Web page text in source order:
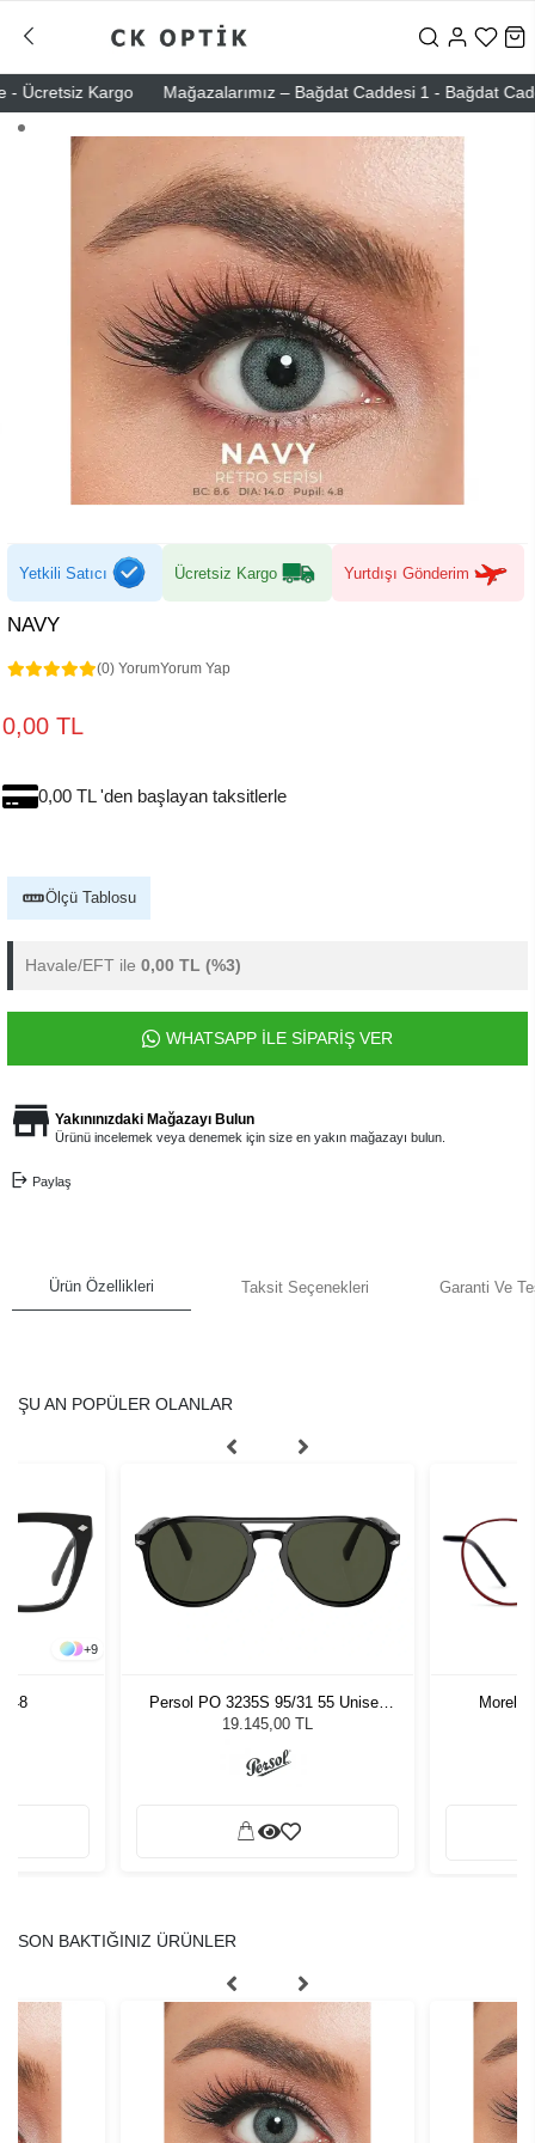
Kargo Mağazalarımız – Bağdat Caddesi 1 - Bağdat
Yetkili Satıcı Ücretsiz Kargo Yurtdışı Gönderim
NAVY
(0) YorumYorum Yap
0,00 TL
0,00 TL 'den başlayan taksitlerle
Ölçü Tablosu
Havale/EFT ile 0,00 TL (%3)
WHATSAPP İLE SİPARİŞ VER
Yakınınızdaki Mağazayı Bulun
Ürünü incelemek veya denemek için size en yakın mağazayı bulun.
Paylaş
Ürün Özellikleri Taksit Seçenekleri Garanti Ve
ŞU AN POPÜLER OLANLAR
+9
48
Persol PO 3235S 95/31 55 Unisex
Güneş Gözlüğü
19.145,00 TL
Morel
SON BAKTIĞINIZ ÜRÜNLER